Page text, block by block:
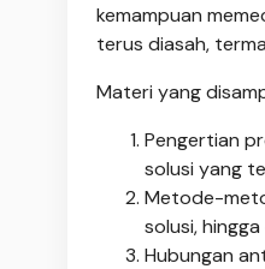
kemampuan
terus diasah,
Materi yang
Pengertian
solusi yang
Metode-
solusi,
Hubungan